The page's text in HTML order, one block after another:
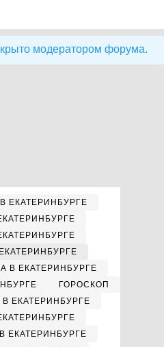
модератором форума.
ЕКАТЕРИНБУРГЕ
В ЕКАТЕРИНБУРГЕ
ГОРОСКОП
ЕКАТЕРИНБУРГЕ
ЕКАТЕРИНБУРГЕ